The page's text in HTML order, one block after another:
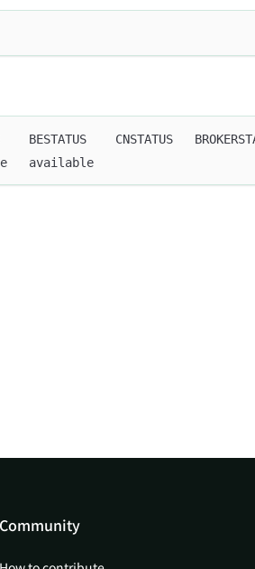
CNSTATUS
available
Community